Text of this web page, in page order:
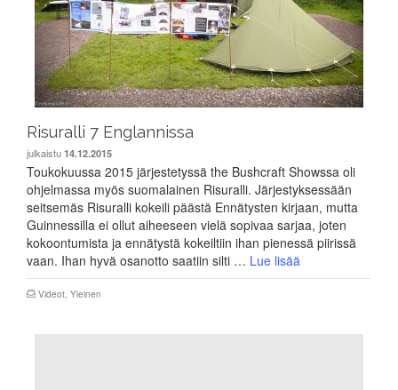
Risuralli 7 Englannissa
julkaistu 14.12.2015
Toukokuussa 2015 järjestetyssä the Bushcraft Showssa oli
ohjelmassa myös suomalainen Risuralli. Järjestyksessään
seitsemäs Risuralli kokeili päästä Ennätysten kirjaan, mutta
Guinnessilla ei ollut aiheeseen vielä sopivaa sarjaa, joten
kokoontumista ja ennätystä kokeiltiin ihan pienessä piirissä
vaan. Ihan hyvä osanotto saatiin silti … Lue lisää
Videot, Yleinen